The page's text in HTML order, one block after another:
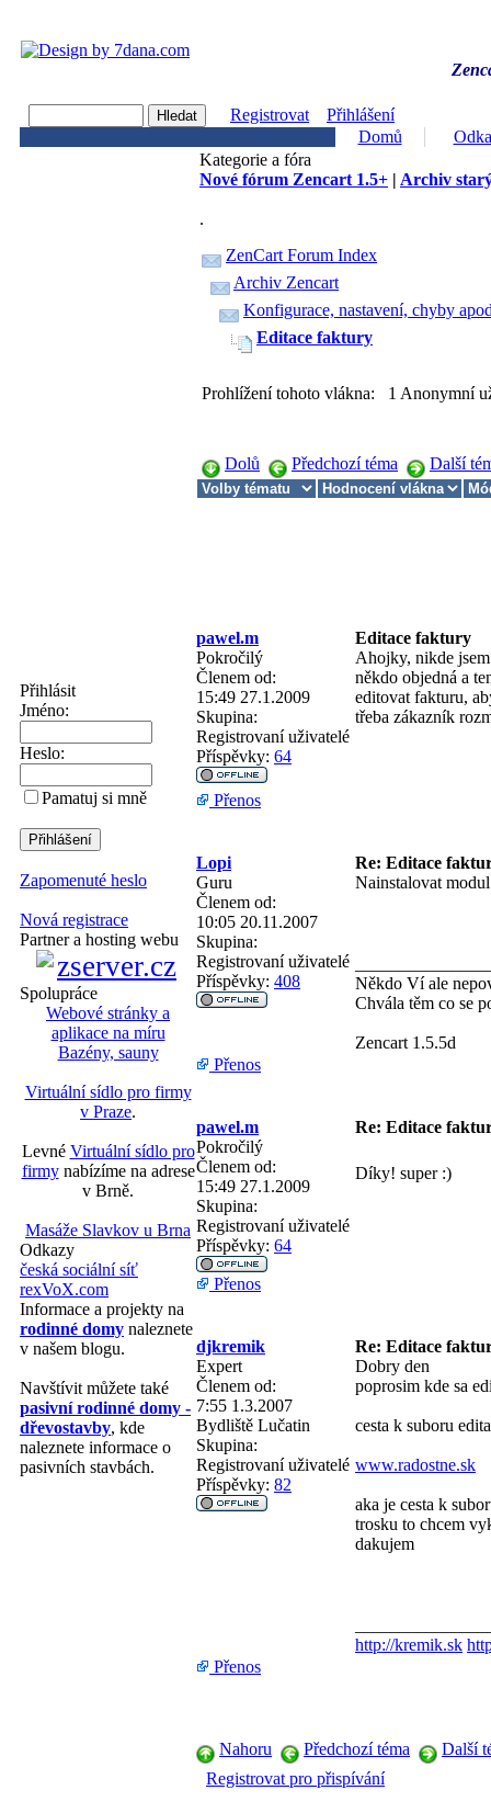
Registrovat
Přihlášení
Domů
Přihlásit
Jméno:
Heslo:
Pamatuj si mně
Zapomenuté heslo
Nová registrace
Partner a hosting webu
Spolupráce
Webové stránky a
aplikace na míru
Bazény, sauny
Virtuální sídlo pro firmy
v Praze.
Levné Virtuální sídlo pro
firmynabízíme na adrese
v Brně.
Masáže Slavkov u Brna
Odkazy
česká sociální síť
rexVoX.com
Informace a projekty na
rodinné domy naleznete
v našem blogu.
Navštívit můžete také
pasivní rodinné domy -
dřevostavby, kde
naleznete informace o
pasivních stavbách.
Kategorie a fóra
Nové fórum Zencart 1.5+ | Archiv
.
ZenCart Forum Index
Archiv Zencart
Konfigurace, nastavení, chyby
Editace faktury
Prohlížení tohoto vlákna: 1 Anonymní
Dolů Předchozí téma Další
pawel.m
Editace faktury
Pokročilý
Členem od:
15:49 27.1.2009
Skupina:
Registrovaní uživatelé
Příspěvky: 64
Ahojky, nikde
někdo objedná a
editovat fakturu,
třeba zákazník
Přenos
Lopi
Re: Editace
Guru
Členem od:
10:05 20.11.2007
Skupina:
Registrovaní uživatelé
Příspěvky: 408
Nainstalovat
Někdo Ví ale
Chvála těm co se
Zencart 1.5.5d
Přenos
pawel.m
Re: Editace
Pokročilý
Členem od:
15:49 27.1.2009
Skupina:
Registrovaní uživatelé
Příspěvky: 64
Díky! super :)
Přenos
djkremik
Re: Editace
Expert
Členem od:
7:55 1.3.2007
Bydliště Lučatin
Skupina:
Registrovaní uživatelé
Příspěvky: 82
Dobry den
poprosim kde sa
cesta k suboru
www.radostne.sk
aka je cesta k
trosku to chcem
dakujem
http://kremik.sk
Přenos
Nahoru Předchozí téma
Další
Registrovat pro přispívání